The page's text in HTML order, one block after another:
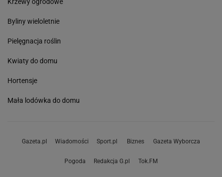
Byliny wieloletnie
Pielęgnacja roślin
Kwiaty do domu
Hortensje
Mała lodówka do domu
Gazeta.pl Wiadomości Sport.pl Biznes Gazeta Wyborcza
Pogoda Redakcja G.pl Tok.FM